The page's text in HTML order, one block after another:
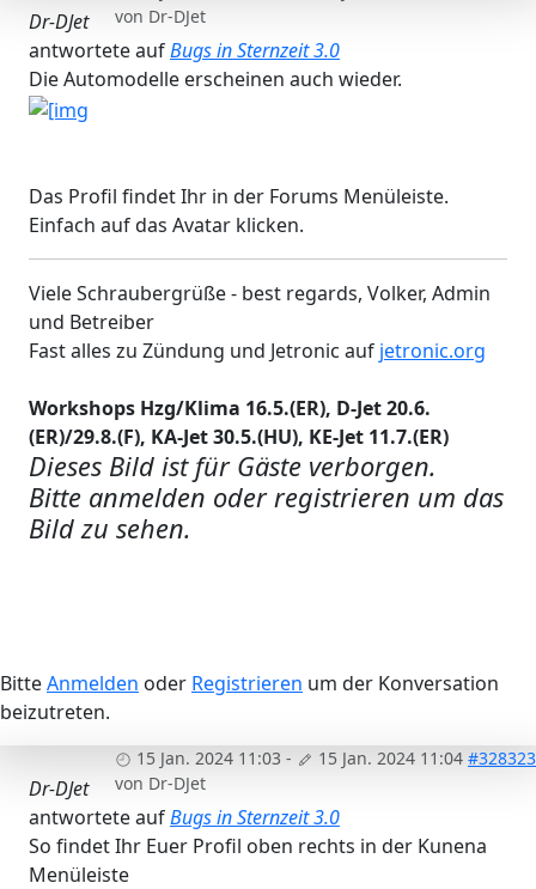
von Dr-DJet
Dr-DJet
antwortete aufBugs in Sternzeit 3.0
Die Automodelle erscheinen auch wieder.
Das Profil findet Ihr in der Forums Menüleiste.
Einfach auf das Avatar klicken.
Viele Schraubergrüße - best regards, Volker, Admin
und Betreiber
Fast alles zu Zündung und Jetronic auf jetronic.org
Workshops Hzg/Klima 16.5.(ER), D-Jet 20.6.
(ER)/29.8.(F), KA-Jet 30.5.(HU), KE-Jet 11.7.(ER)
Dieses Bild ist für Gäste verborgen.
Bitte anmelden oder registrieren um das
Bild zu sehen.
BitteAnmelden oder Registrieren um der Konversation
beizutreten.
15 Jan. 2024 11:03 - 15 Jan. 2024 11:04 #328323
von Dr-DJet
Dr-DJet
antwortete aufBugs in Sternzeit 3.0
So findet Ihr Euer Profil oben rechts in der Kunena
Menüleiste